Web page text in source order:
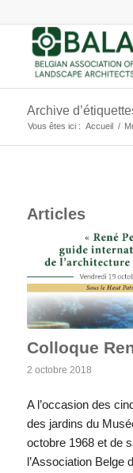
Archive
Vous êtes ici : Accueil /
Articles
Colloque
2 octobre 2018
A l’occasion des
des jardins du
octobre 1968 et de
l’Association Belge